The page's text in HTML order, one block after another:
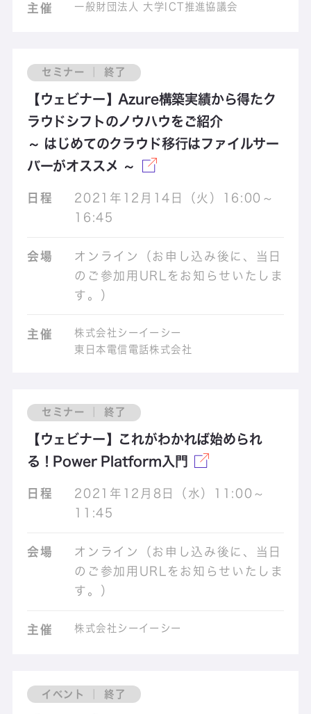
主催 一般財団法人 大学ICT推進協議会
セミナー ｜ 終了
【ウェビナー】Azure構築実績から得たク
ラウドシフトのノウハウをご紹介
～ はじめてのクラウド移行はファイルサー
バーがオススメ ～
日程
2021年12月14日（火）16:00～
16:45
会場
オンライン（お申し込み後に、当日
のご参加用URLをお知らせいたしま
す。）
主催
株式会社シーイーシー
東日本電信電話株式会社
セミナー ｜ 終了
【ウェビナー】これがわかれば始められ
る！Power Platform入門
日程
2021年12月8日（水）11:00～
11:45
会場
オンライン（お申し込み後に、当日
のご参加用URLをお知らせいたしま
す。）
主催 株式会社シーイーシー
イベント ｜ 終了